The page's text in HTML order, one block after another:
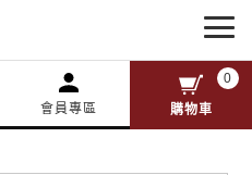
會員專區
0
購物車